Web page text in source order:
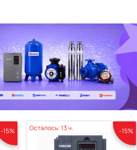
-15% Осталось: 13 ч. -15%